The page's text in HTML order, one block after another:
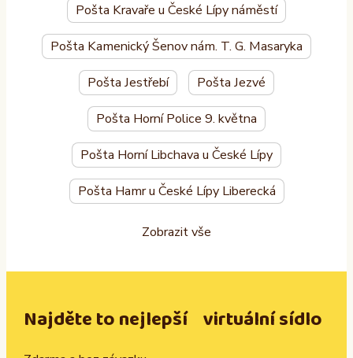
Pošta Kravaře u České Lípy náměstí
Pošta Kamenický Šenov nám. T. G. Masaryka
Pošta Jestřebí Pošta Jezvé
Pošta Horní Police 9. května
Pošta Horní Libchava u České Lípy
Pošta Hamr u České Lípy Liberecká
Zobrazit vše
Najděte to nejlepší virtuální sídlo